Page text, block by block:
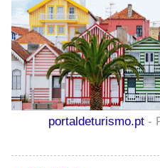
portaldeturismo.pt -